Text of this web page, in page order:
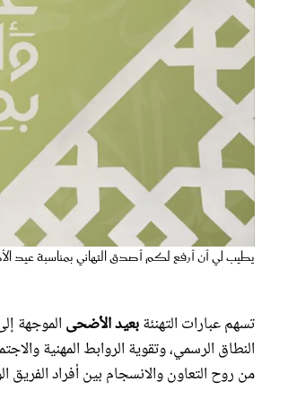
يطيب لي أن أرفع لكم أصدق التهاني بمناسبة عيد
تسهم عبارات التهنئةبعيد الأضحى الموجهة
النطاق الرسمي، وتقوية الروابط المهنية
من روح التعاون والانسجام بين أفراد الفريق